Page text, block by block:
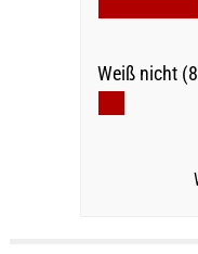
Weiß nicht